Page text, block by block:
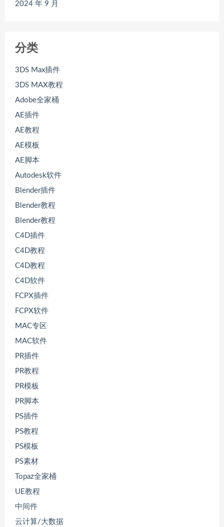
2024 年 9 月
分类
3DS Max插件
3DS MAX教程
Adobe全家桶
AE插件
AE教程
AE模板
AE脚本
Autodesk软件
Blender插件
Blender教程
Blender教程
C4D插件
C4D教程
C4D教程
C4D软件
FCPX插件
FCPX软件
MAC专区
MAC软件
PR插件
PR教程
PR模板
PR脚本
PS插件
PS教程
PS模板
PS素材
Topaz全家桶
UE教程
中间件
云计算/大数据